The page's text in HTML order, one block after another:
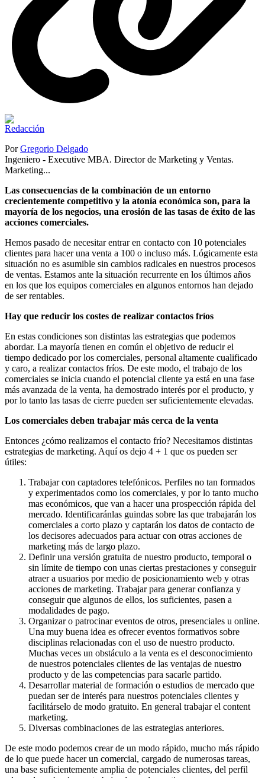
PorGregorio Delgado
Ingeniero - Executive MBA. Director de Marketing y Ventas.
Marketing...
Las consecuencias de la combinación de un entorno
crecientemente competitivo y la atonía económica son, para la
mayoría de los negocios, una erosión de las tasas de éxito de las
acciones comerciales.
Hemos pasado de necesitar entrar en contacto con 10 potenciales
clientes para hacer una venta a 100 o incluso más. Lógicamente esta
situación no es asumible sin cambios radicales en nuestros procesos
de ventas. Estamos ante la situación recurrente en los últimos años
en los que los equipos comerciales en algunos entornos han dejado
de ser rentables.
Hay que reducir los costes de realizar contactos fríos
En estas condiciones son distintas las estrategias que podemos
abordar. La mayoría tienen en común el objetivo de reducir el
tiempo dedicado por los comerciales, personal altamente cualificado
y caro, a realizar contactos fríos. De este modo, el trabajo de los
comerciales se inicia cuando el potencial cliente ya está en una fase
más avanzada de la venta, ha demostrado interés por el producto, y
por lo tanto las tasas de cierre pueden ser suficientemente elevadas.
Los comerciales deben trabajar más cerca de la venta
Entonces ¿cómo realizamos el contacto frío? Necesitamos distintas
estrategias de marketing. Aquí os dejo 4 + 1 que os pueden ser
útiles:
Trabajar con captadores telefónicos. Perfiles no tan formados
y experimentados como los comerciales, y por lo tanto mucho
mas económicos, que van a hacer una prospección rápida del
mercado. Identificaránlas guindas sobre las que trabajarán los
comerciales a corto plazo y captarán los datos de contacto de
los decisores adecuados para actuar con otras acciones de
marketing más de largo plazo.
Definir una versión gratuita de nuestro producto, temporal o
sin límite de tiempo con unas ciertas prestaciones y conseguir
atraer a usuarios por medio de posicionamiento web y otras
acciones de marketing. Trabajar para generar confianza y
conseguir que algunos de ellos, los suficientes, pasen a
modalidades de pago.
Organizar o patrocinar eventos de otros, presenciales u online.
Una muy buena idea es ofrecer eventos formativos sobre
disciplinas relacionadas con el uso de nuestro producto.
Muchas veces un obstáculo a la venta es el desconocimiento
de nuestros potenciales clientes de las ventajas de nuestro
producto y de las competencias para sacarle partido.
Desarrollar material de formación o estudios de mercado que
puedan ser de interés para nuestros potenciales clientes y
facilitárselo de modo gratuito. En general trabajar el content
marketing.
Diversas combinaciones de las estrategias anteriores.
De este modo podemos crear de un modo rápido, mucho más rápido
de lo que puede hacer un comercial, cargado de numerosas tareas,
una base suficientemente amplia de potenciales clientes, del perfil